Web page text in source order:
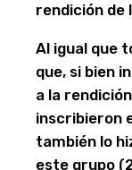
rendición de
Al igual que
que, si bien
a la
inscribieron
también lo
este grupo